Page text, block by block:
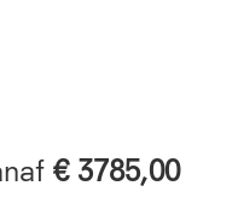
€ 3785,00